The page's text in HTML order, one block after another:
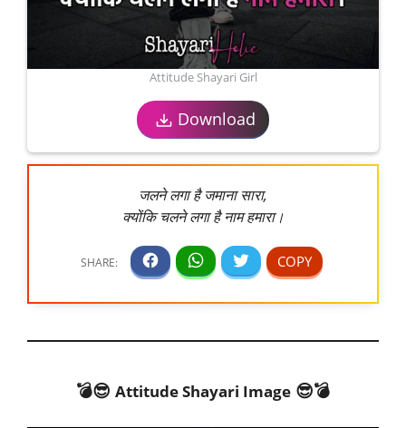
Attitude Shayari Girl
Download
जलने लगा है जमाना सारा,
क्योंकि चलने लगा है नाम हमारा।
💣😎 Attitude Shayari Image 😎💣